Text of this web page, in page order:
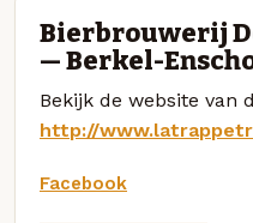
Bierbrouwerij
— Berkel-
Bekijk de website van
http://
Facebook